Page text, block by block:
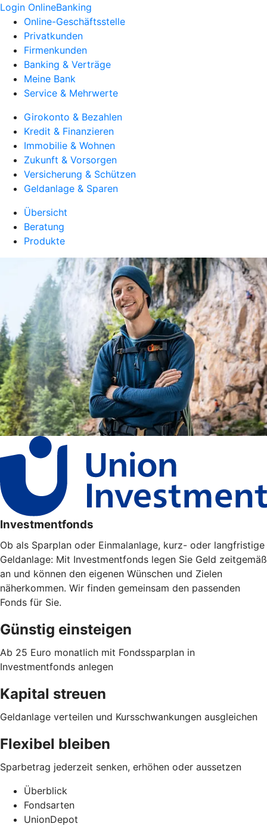
Login OnlineBanking
Online-Geschäftsstelle
Privatkunden
Firmenkunden
Banking & Verträge
Meine Bank
Service & Mehrwerte
Girokonto & Bezahlen
Kredit & Finanzieren
Immobilie & Wohnen
Zukunft & Vorsorgen
Versicherung & Schützen
Geldanlage & Sparen
Übersicht
Beratung
Produkte
Investmentfonds
Ob als Sparplan oder Einmalanlage, kurz- oder langfristige
Geldanlage: Mit Investmentfonds legen Sie Geld zeitgemäß
an und können den eigenen Wünschen und Zielen
näherkommen. Wir finden gemeinsam den passenden
Fonds für Sie.
Günstig einsteigen
Ab 25 Euro monatlich mit Fondssparplan in
Investmentfonds anlegen
Kapital streuen
Geldanlage verteilen und Kursschwankungen ausgleichen
Flexibel bleiben
Sparbetrag jederzeit senken, erhöhen oder aussetzen
Überblick
Fondsarten
UnionDepot